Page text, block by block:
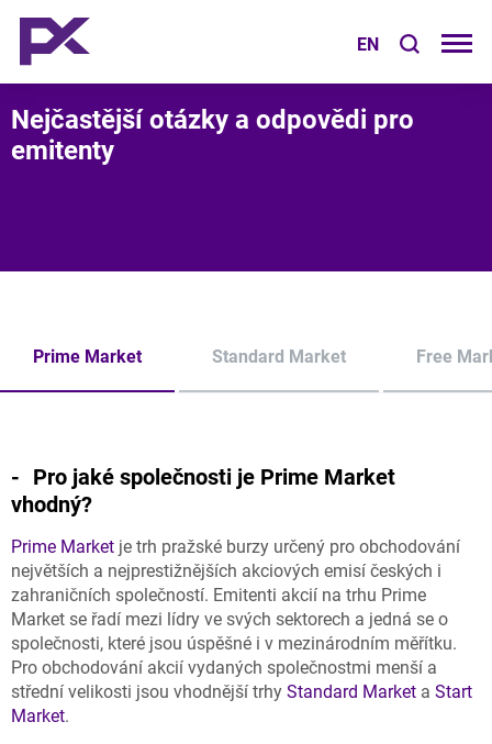
EN
Nejčastější otázky a odpovědi pro
emitenty
Prime Market Standard Market Free
Pro jaké společnosti je Prime Market
vhodný?
Prime Market je trh pražské burzy určený pro obchodování
největších a nejprestižnějších akciových emisí českých i
zahraničních společností. Emitenti akcií na trhu Prime
Market se řadí mezi lídry ve svých sektorech a jedná se o
společnosti, které jsou úspěšné i v mezinárodním měřítku.
Pro obchodování akcií vydaných společnostmi menší a
střední velikosti jsou vhodnější trhy Standard Market a Start
Market.